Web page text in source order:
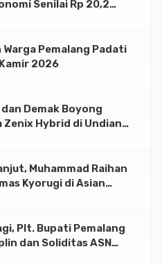
Senilai Rp 20,2
Warga Pemalang Padati
2026
Demak Boyong
Hybrid di Undian
Bank Jateng
Muhammad Raihan
Kyorugi di Asian
Open 2026
Plt. Bupati Pemalang
dan Soliditas ASN
Publik